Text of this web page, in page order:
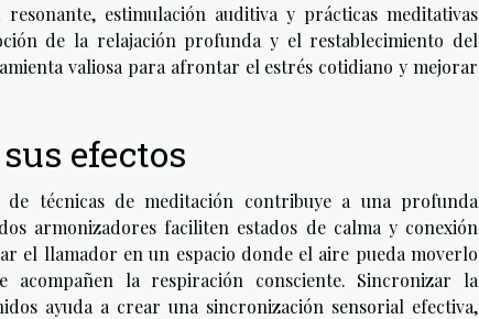
estimulación auditiva y prácticas meditativas
de la relajación profunda y el restablecimiento del
valiosa para afrontar el estrés cotidiano y mejorar
efectos
técnicas de meditación contribuye a una profunda
armonizadores faciliten estados de calma y conexión
el llamador en un espacio donde el aire pueda moverlo
acompañen la respiración consciente. Sincronizar la
ayuda a crear una sincronización sensorial efectiva,